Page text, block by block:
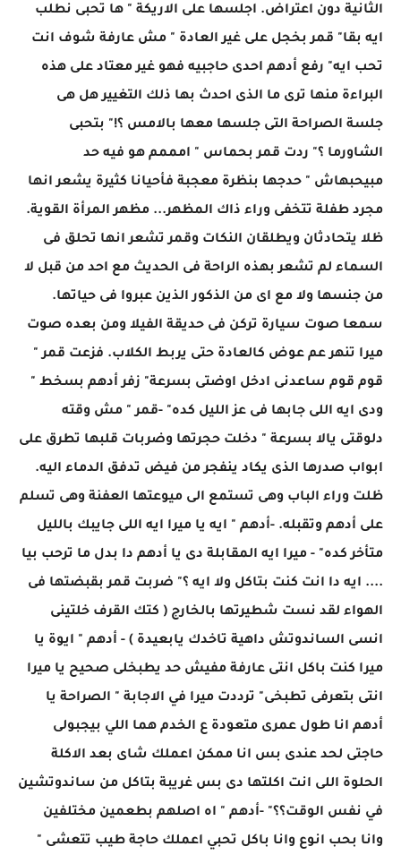
الثانية دون اعتراض. اجلسها على الاريكة " ها تحبى نطلب
ايه بقا" قمر بخجل على غير العادة " مش عارفة شوف انت
تحب ايه" رفع أدهم احدى حاجبيه فهو غير معتاد على هذه
البراءة منها ترى ما الذى احدث بها ذلك التغيير هل هى
جلسة الصراحة التى جلسها معها بالامس ؟!" بتحبى
الشاورما ؟" ردت قمر بحماس " امممم هو فيه حد
مبيحبهاش " حدجها بنظرة معجبة فأحيانا كثيرة يشعر انها
مجرد طفلة تتخفى وراء ذاك المظهر... مظهر المرأة القوية.
ظلا يتحادثان ويطلقان النكات وقمر تشعر انها تحلق فى
السماء لم تشعر بهذه الراحة فى الحديث مع احد من قبل لا
من جنسها ولا مع اى من الذكور الذين عبروا فى حياتها.
سمعا صوت سيارة تركن فى حديقة الفيلا ومن بعده صوت
ميرا تنهر عم عوض كالعادة حتى يربط الكلاب. فزعت قمر "
قوم قوم ساعدنى ادخل اوضتى بسرعة" زفر أدهم بسخط "
ودى ايه اللى جابها فى عز الليل كده" -قمر " مش وقته
دلوقتى يالا بسرعة " دخلت حجرتها وضربات قلبها تطرق على
ابواب صدرها الذى يكاد ينفجر من فيض تدفق الدماء اليه.
ظلت وراء الباب وهى تستمع الى ميوعتها العفنة وهى تسلم
على أدهم وتقبله. -أدهم " ايه يا ميرا ايه اللى جايبك بالليل
متأخر كده" - ميرا ايه المقابلة دى يا أدهم دا بدل ما ترحب بيا
.... ايه دا انت كنت بتاكل ولا ايه ؟" ضربت قمر بقبضتها فى
الهواء لقد نست شطيرتها بالخارج ( كتك القرف خلتينى
انسى الساندوتش داهية تاخدك يابعيدة ) - أدهم " ايوة يا
ميرا كنت باكل انتى عارفة مفيش حد يطبخلى صحيح يا ميرا
انتى بتعرفى تطبخى" ترددت ميرا في الاجابة " الصراحة يا
أدهم انا طول عمرى متعودة ع الخدم هما اللي بيجبولى
حاجتى لحد عندى بس انا ممكن اعملك شاى بعد الاكلة
الحلوة اللى انت اكلتها دى بس غريبة بتاكل من ساندوتشين
في نفس الوقت؟؟" -أدهم " اه اصلهم بطعمين مختلفين
وانا بحب انوع وانا باكل تحبي اعملك حاجة طيب تتعشى "